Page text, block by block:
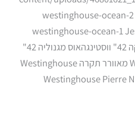
a9b4-7132828d226c.mov תמונות westinghouse-ocean-2
westinghouse-ocean-1
ווסטינגהאוס ולריה ווסטינגהאוס אריקה 42" ווסטינגהאוס מגנוליה 42"
מאוורר תקרה Westinghouse Pierre מאוורר תקרה Westinghouse